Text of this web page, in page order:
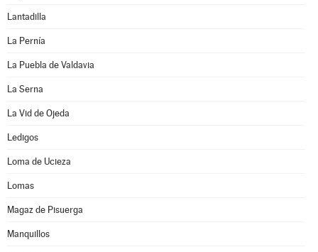
Lantadilla
La Pernía
La Puebla de Valdavia
La Serna
La Vid de Ojeda
Ledigos
Loma de Ucieza
Lomas
Magaz de Pisuerga
Manquillos